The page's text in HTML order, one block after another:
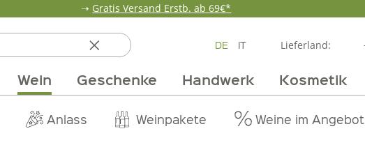
➝ Gratis Versand Erstb. ab 69€*
DE IT Lieferland:
Wein Geschenke Handwerk Kosmetik
Erdbeerzeit Wandern
Getränke Vom Getreide Vorratskammer
Anlass Weinpakete Weine im Angebot
Verpackungen
& Öle Team Unsere Märkte Pur Exclusive Online